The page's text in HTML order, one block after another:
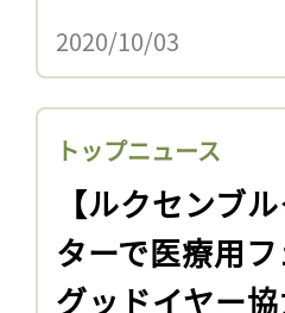
2020/10/03
トップニュース
【ルクセンブ
ターで医療用
グッドイヤー